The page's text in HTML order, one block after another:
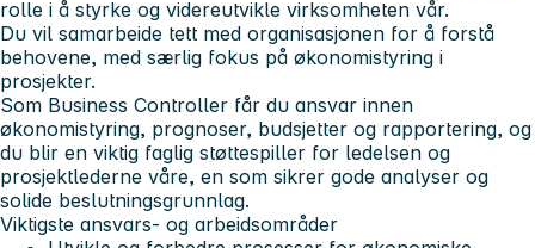
rolle i å styrke og videreutvikle virksomheten vår.
Du vil samarbeide tett med organisasjonen for å forstå
behovene, med særlig fokus på økonomistyring i
prosjekter.
Som Business Controller får du ansvar innen
økonomistyring, prognoser, budsjetter og rapportering, og
du blir en viktig faglig støttespiller for ledelsen og
prosjektlederne våre, en som sikrer gode analyser og
solide beslutningsgrunnlag.
Viktigste ansvars- og arbeidsområder